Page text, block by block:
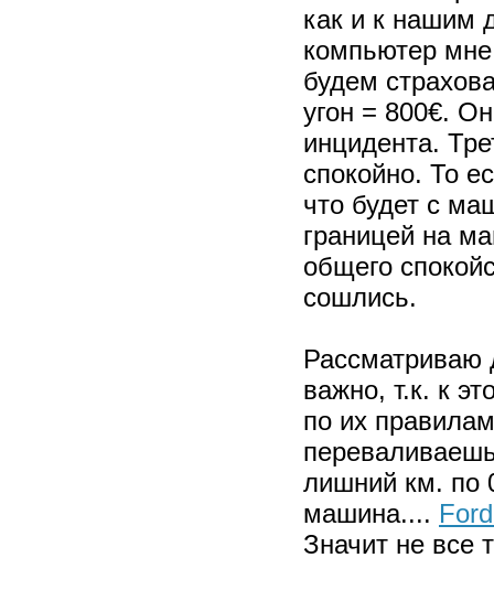
как и к нашим
компьютер
будем
угон = 800€.
инцидента.
спокойно. То
что будет с
границей на
общего
сошлись.
Рассматриваю
важно, т.к. к
по их
лишний км. по
машина....
Значит не все